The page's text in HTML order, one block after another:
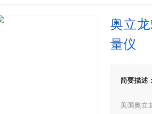
奥立
量仪
简要描述
美国奥立